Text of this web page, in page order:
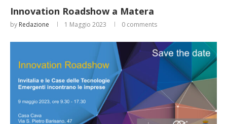
Innovation Roadshow a Matera
by Redazione 1 Maggio 2023 0 comments